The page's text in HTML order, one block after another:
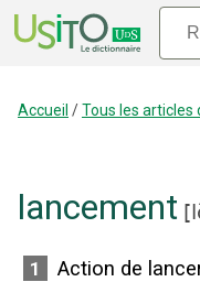
Accueil /Tous les articles
lancement [
1
Action de